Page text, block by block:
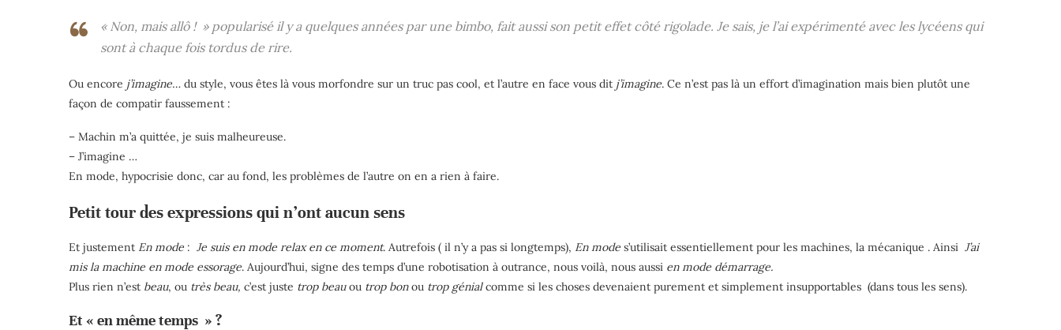
« Non, mais allô ! » popularisé il y a quelques années par une bimbo, fait aussi son petit effet côté rigolade. Je sais, je l’ai expérimenté avec les lycéens qui
sont à chaque fois tordus de rire.
Ou encore j’imagine… du style, vous êtes là vous morfondre sur un truc pas cool, et l’autre en face vous dit j’imagine. Ce n’est pas là un effort d’imagination mais bien plutôt une
façon de compatir faussement :
– Machin m’a quittée, je suis malheureuse.
– J’imagine …
En mode, hypocrisie donc, car au fond, les problèmes de l’autre on en a rien à faire.
Petit tour des expressions qui n’ont aucun sens
Et justement En mode : Je suis en mode relax en ce moment. Autrefois ( il n’y a pas si longtemps), En mode s’utilisait essentiellement pour les machines, la mécanique . Ainsi J’ai
mis la machine en mode essorage. Aujourd’hui, signe des temps d’une robotisation à outrance, nous voilà, nous aussi en mode démarrage.
Plus rien n’est beau, ou très beau, c’est juste trop beau ou trop bon ou trop génial comme si les choses devenaient purement et simplement insupportables (dans tous les sens).
Et « en même temps » ?